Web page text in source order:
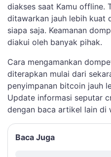
diakses saat Kamu offline.
ditawarkan jauh lebih kuat
siapa saja. Keamanan
diakui oleh banyak pihak.
Cara mengamankan
diterapkan mulai dari
penyimpanan bitcoin jauh
Update informasi seputar
dengan baca artikel lain di
Baca Juga